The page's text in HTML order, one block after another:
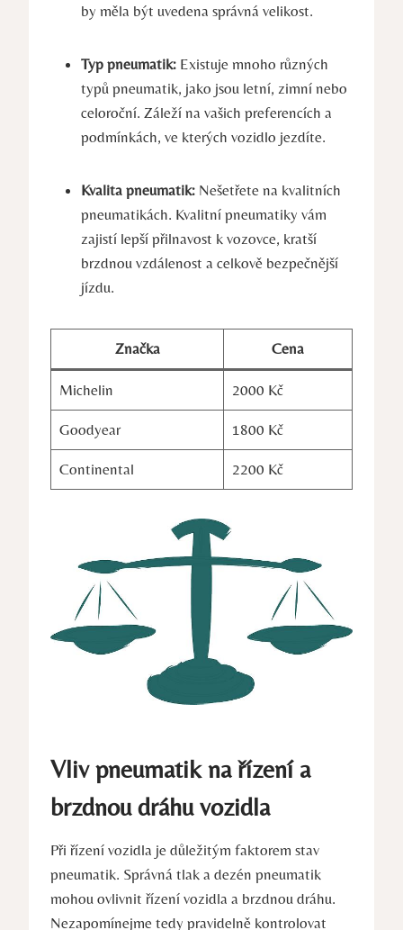
by měla být uvedena správná velikost.
Typ pneumatik: Existuje mnoho různých
typů pneumatik, jako jsou letní, zimní nebo
celoroční. Záleží na vašich preferencích a
podmínkách, ve kterých vozidlo jezdíte.
Kvalita pneumatik: Nešetřete na kvalitních
pneumatikách. Kvalitní pneumatiky vám
zajistí lepší přilnavost k vozovce, kratší
brzdnou vzdálenost a celkově bezpečnější
jízdu.
Značka Cena
Michelin 2000 Kč
Goodyear 1800 Kč
Continental 2200 Kč
Vliv pneumatik na řízení a
brzdnou dráhu vozidla
Při řízení vozidla je důležitým faktorem stav
pneumatik. Správná tlak a dezén pneumatik
mohou ovlivnit řízení vozidla a brzdnou dráhu.
Nezapomínejme tedy pravidelně kontrolovat